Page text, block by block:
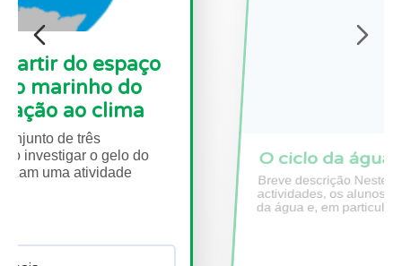
O ciclo da água
Breve descrição Neste conjunto de seis
actividades, os alunos irão aprender sobre o ciclo
da água e, em particular, como a água...